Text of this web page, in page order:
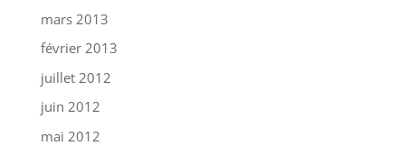
mars 2013
février 2013
juillet 2012
juin 2012
mai 2012